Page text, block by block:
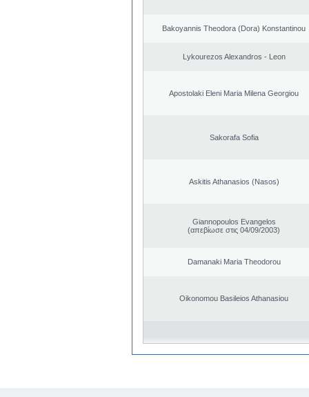
Bakoyannis Theodora (Dora) Konstantinou
Lykourezos Alexandros - Leon
Apostolaki Eleni Maria Milena Georgiou
Sakorafa Sofia
Askitis Athanasios (Nasos)
Giannopoulos Evangelos
(απεβίωσε στις 04/09/2003)
Damanaki Maria Theodorou
Oikonomou Basileios Athanasiou